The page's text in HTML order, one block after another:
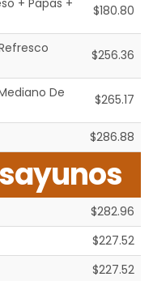
+ Papas +
$180.80
$256.36
De
$265.17
$286.88
$282.96
$227.52
$227.52